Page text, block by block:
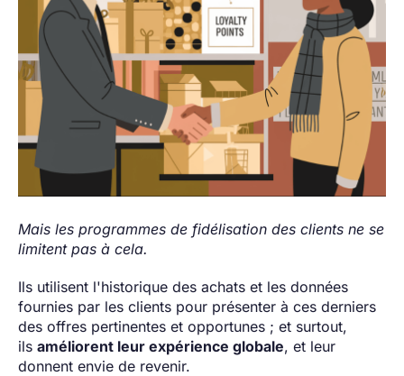
Mais les programmes de fidélisation des clients ne se
limitent pas à cela.
Ils utilisent l'historique des achats et les données
fournies par les clients pour présenter à ces derniers
des offres pertinentes et opportunes ; et surtout,
ils améliorent leur expérience globale, et leur
donnent envie de revenir.